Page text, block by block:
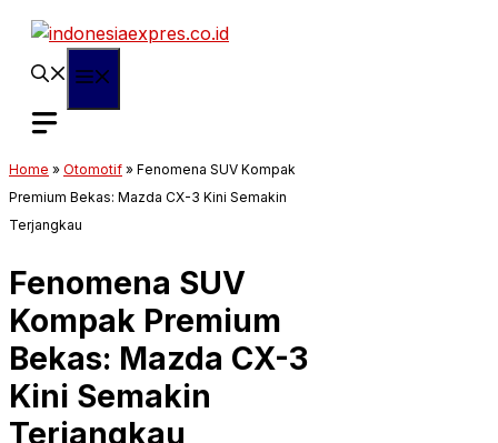
Langsung
Home » Otomotif » Fenomena SUV Kompak
Premium Bekas: Mazda CX-3 Kini Semakin
Terjangkau
Fenomena SUV
Kompak Premium
Bekas: Mazda CX-3
Kini Semakin
Terjangkau